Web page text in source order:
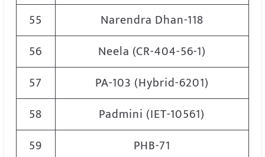
55
Narendra Dhan-118
56
Neela (CR-404-56-1)
57
PA-103 (Hybrid-6201)
58
Padmini (IET-10561)
59
PHB-71